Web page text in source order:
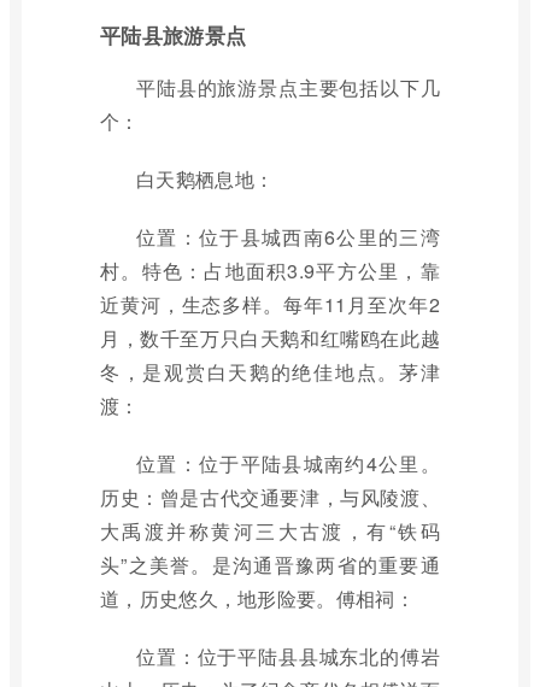
平陆县旅游景点
平陆县的旅游景点主要包括以下几
个：
白天鹅栖息地：
位置：位于县城西南6公里的三湾
村。特色：占地面积3.9平方公里，靠
近黄河，生态多样。每年11月至次年2
月，数千至万只白天鹅和红嘴鸥在此越
冬，是观赏白天鹅的绝佳地点。茅津
渡：
位置：位于平陆县城南约4公里。
历史：曾是古代交通要津，与风陵渡、
大禹渡并称黄河三大古渡，有“铁码
头”之美誉。是沟通晋豫两省的重要通
道，历史悠久，地形险要。傅相祠：
位置：位于平陆县县城东北的傅岩